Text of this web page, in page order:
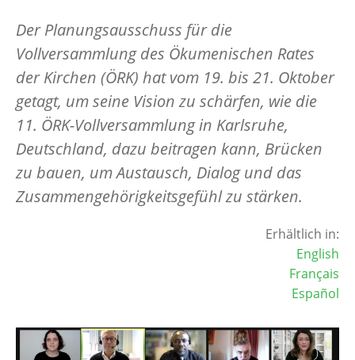
Der Planungsausschuss für die
Vollversammlung des Ökumenischen Rates
der Kirchen (ÖRK) hat vom 19. bis 21. Oktober
getagt, um seine Vision zu schärfen, wie die
11. ÖRK-Vollversammlung in Karlsruhe,
Deutschland, dazu beitragen kann, Brücken
zu bauen, um Austausch, Dialog und das
Zusammengehörigkeitsgefühl zu stärken.
Erhältlich in:
English
Français
Español
Image